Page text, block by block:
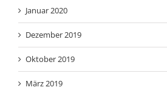
Januar 2020
Dezember 2019
Oktober 2019
März 2019